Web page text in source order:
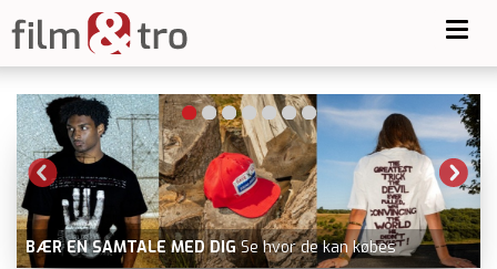
BÆR EN SAMTALE MED DIG Se hvor de kan købes